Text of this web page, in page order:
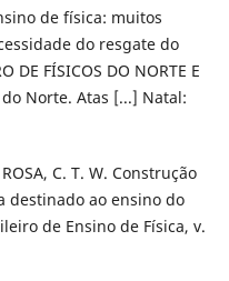
de física: muitos
do resgate do
DE FÍSICOS DO NORTE E
do Norte. Atas [...] Natal:
C. T. W. Construção
destinado ao ensino do
de Ensino de Física, v.